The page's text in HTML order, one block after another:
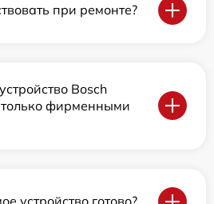
при ремонте?
Bosch
фирменными